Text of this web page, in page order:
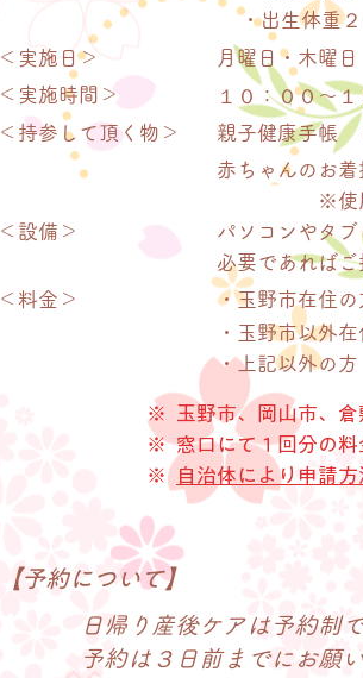
・出生体重
＜実施日＞ ​
​月曜日・木曜日
＜実施時間＞ ​
１０：００～
親子健康手帳
＜持参して頂く物＞ ​
赤ちゃんのお
※使
＜​設備 ＞
＜​料金 ＞
※
※
※
パソコンやタ
必要であれば
・玉野市在住の
・​玉野市以外
・​上記以外の方
玉野市、岡山市、
窓口にて１回分の
自治体により申請
​【予約について】
日帰り産後ケアは予約制
予約は３日前までにお願